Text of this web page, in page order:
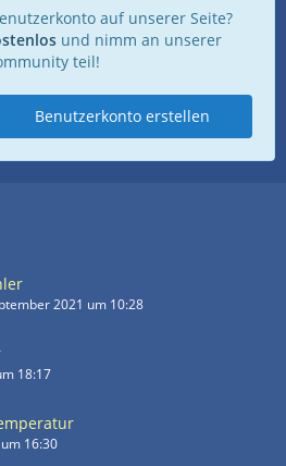
auf unserer Seite?
und nimm an unserer
teil!
Benutzerkonto erstellen
2021 um 10:28
18:17
16:30